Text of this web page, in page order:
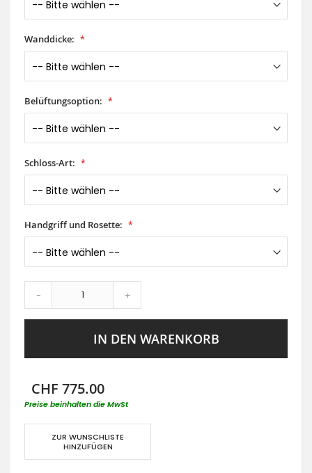
Wanddicke:
Belüftungsoption:
Schloss-Art:
Handgriff und Rosette:
- +
IN DEN WARENKORB
CHF 775.00
Preise beinhalten die MwSt
ZUR WUNSCHLISTE
HINZUFÜGEN